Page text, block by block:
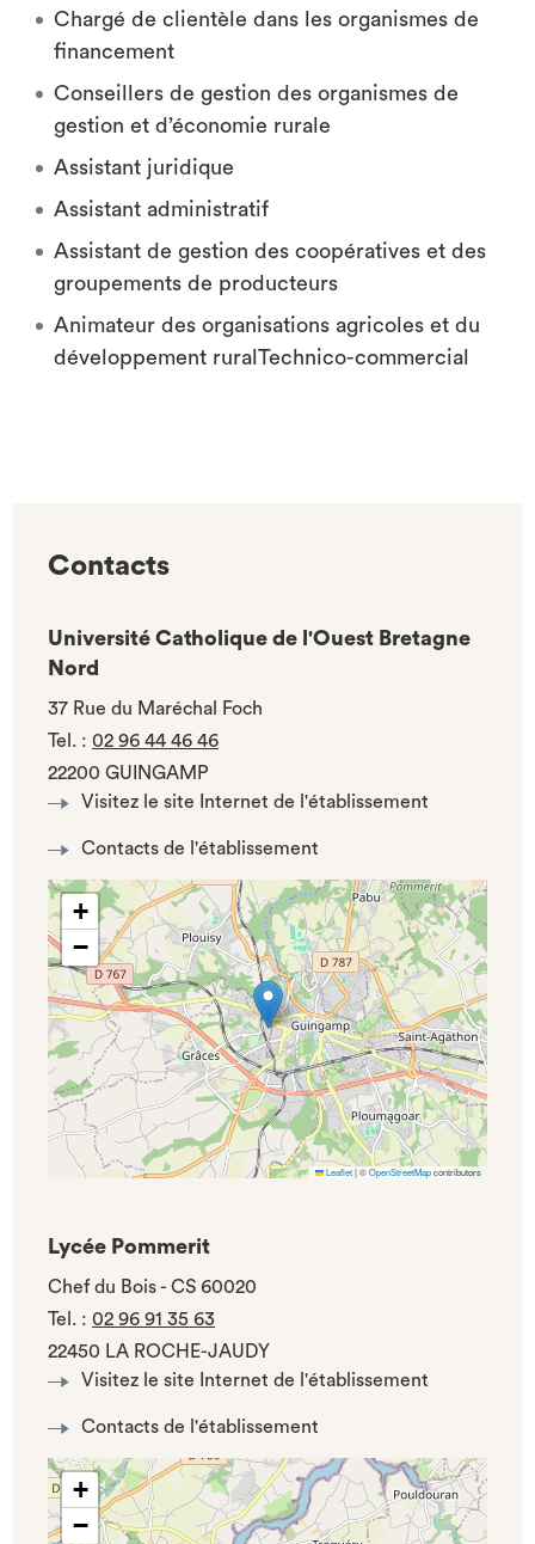
Chargé de clientèle dans les organismes de
financement
Conseillers de gestion des organismes de
gestion et d’économie rurale
Assistant juridique
Assistant administratif
Assistant de gestion des coopératives et des
groupements de producteurs
Animateur des organisations agricoles et du
développement ruralTechnico-commercial
Contacts
Université Catholique de l'Ouest Bretagne
Nord
37 Rue du Maréchal Foch
Tel. : 02 96 44 46 46
22200 GUINGAMP
Visitez le site Internet de l'établissement
Contacts de l'établissement
+
−
Leaflet|©OpenStreetMapcontributors
Lycée Pommerit
Chef du Bois - CS 60020
Tel. : 02 96 91 35 63
22450 LA ROCHE-JAUDY
Visitez le site Internet de l'établissement
Contacts de l'établissement
+
−